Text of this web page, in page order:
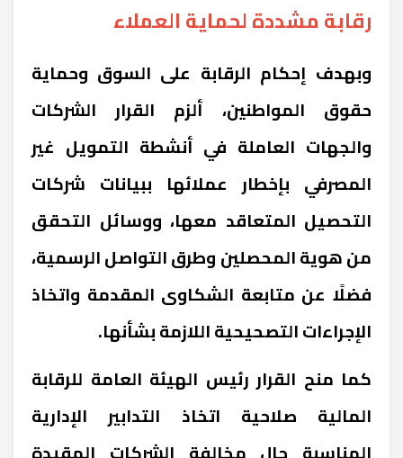
رقابة مشددة لحماية العملاء
وبهدف إحكام الرقابة على السوق وحماية
حقوق المواطنين، ألزم القرار الشركات
والجهات العاملة في أنشطة التمويل غير
المصرفي بإخطار عملائها ببيانات شركات
التحصيل المتعاقد معها، ووسائل التحقق
من هوية المحصلين وطرق التواصل الرسمية،
فضلًا عن متابعة الشكاوى المقدمة واتخاذ
الإجراءات التصحيحية اللازمة بشأنها.
كما منح القرار رئيس الهيئة العامة للرقابة
المالية صلاحية اتخاذ التدابير الإدارية